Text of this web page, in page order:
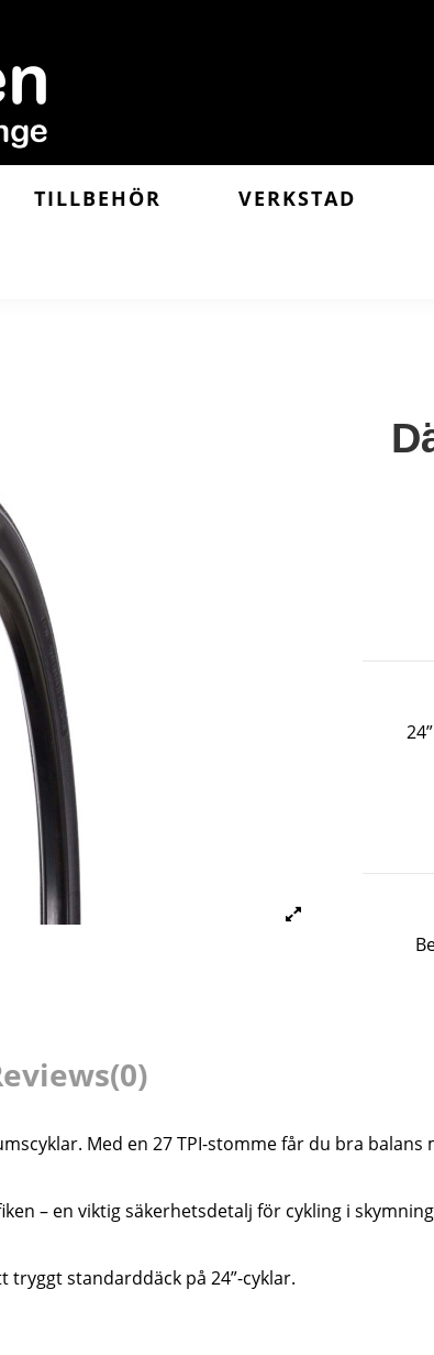
TILLBEHÖR VERKSTAD
(0)
Med en 27 TPI-stomme får du bra
– en viktig säkerhetsdetalj för cykling i
standarddäck på 24”-cyklar.